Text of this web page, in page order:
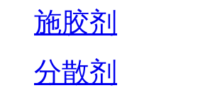
施胶剂
分散剂